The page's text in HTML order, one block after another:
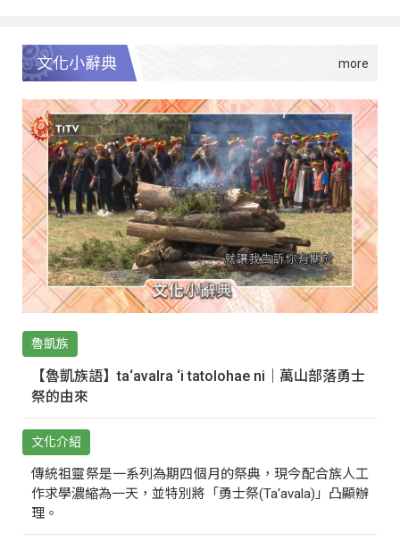
文化小辭典
魯凱族
【魯凱族語】ta‘avalra ‘i tatolohae ni｜萬山部落勇士
祭的由來
文化介紹
傳統祖靈祭是一系列為期四個月的祭典，現今配合族人工
作求學濃縮為一天，並特別將「勇士祭(Ta‘avala)」凸顯辦
理。